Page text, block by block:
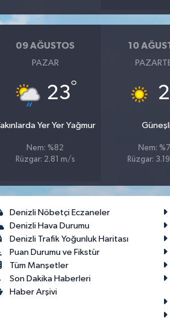
09 AĞUSTOS
PAZAR
23°
Yer Yer Yağmur
Nem: %82
Rüzgar: 2.81 m/s
10
Nem:
Rüzgar:
Denizli Nöbetçi Eczaneler
Denizli Hava Durumu
Denizli Trafik Yoğunluk Haritası
Puan Durumu ve Fikstür
Tüm Manşetler
Son Dakika Haberleri
Haber Arşivi